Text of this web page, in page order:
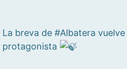
La breva de #Albatera
protagonista